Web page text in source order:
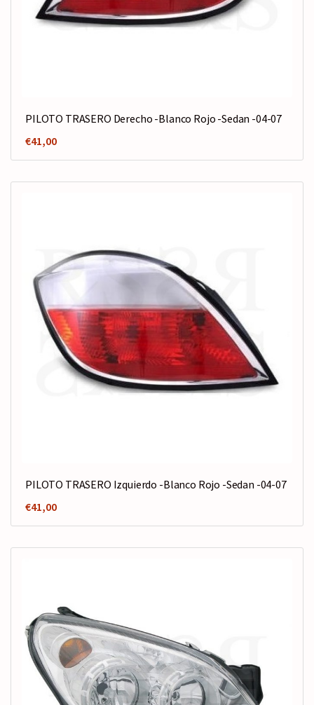
PILOTO TRASERO Derecho -Blanco Rojo -Sedan -04-07
€41,00
PILOTO TRASERO Izquierdo -Blanco Rojo -Sedan -04-07
€41,00